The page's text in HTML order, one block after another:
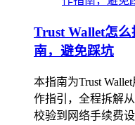
Trust Wallet怎
南，避免踩坑
本指南为Trust
作指引，全程拆解
校验到网络手续费